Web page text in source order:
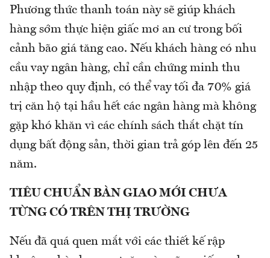
Phương thức thanh toán này sẽ giúp khách
hàng sớm thực hiện giấc mơ an cư trong bối
cảnh bão giá tăng cao. Nếu khách hàng có nhu
cầu vay ngân hàng, chỉ cần chứng minh thu
nhập theo quy định, có thể vay tối đa 70% giá
trị căn hộ tại hầu hết các ngân hàng mà không
gặp khó khăn vì các chính sách thắt chặt tín
dụng bất động sản, thời gian trả góp lên đến 25
năm.
TIÊU CHUẨN BÀN GIAO MỚI CHƯA
TỪNG CÓ TRÊN THỊ TRƯỜNG
Nếu đã quá quen mắt với các thiết kế rập